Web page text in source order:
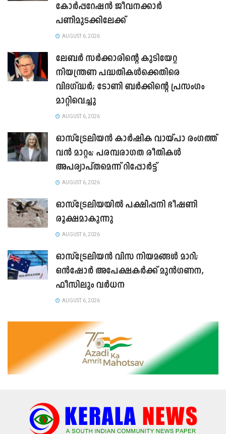
കോർപ്പറേഷൻ ജീവനക്കാർ
പണിമുടക്കിലേക്ക്
AUGUST 6, 2026
ലേബർ സർക്കാരിന്റെ കുടിയേറ്റ
നിയന്ത്രണ പദ്ധതികൾക്കെതിരെ
വിദഗ്ദ്ധർ; ടോണി ബർക്കിന്റെ പ്രസംഗം
മാറ്റിവെച്ചു
AUGUST 6, 2026
ഓസ്‌ട്രേലിയൻ കാർഷിക വായ്പാ രംഗത്ത്
വൻ മാറ്റം; പരമ്പരാഗത രീതികൾ
അപര്യാപ്തമെന്ന് റിപ്പോർട്ട്
AUGUST 6, 2026
ഓസ്ട്രേലിയയിൽ പക്ഷിപ്പനി ഭീഷണി
രൂക്ഷമാകുന്നു
AUGUST 6, 2026
ഓസ്‌ട്രേലിയൻ വിസ നിയമങ്ങൾ മാറി;
ഒൻഷോർ അപേക്ഷകർക്ക് മുൻഗണന,
ഫീസിലും വർധന
AUGUST 6, 2026